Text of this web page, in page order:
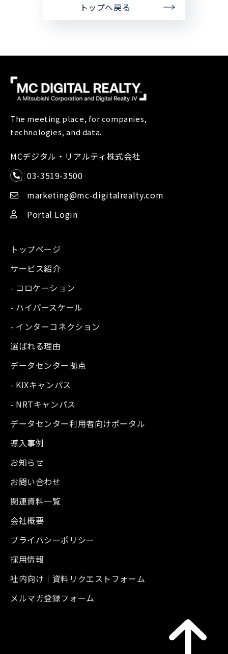
トップへ戻る
The meeting place, for companies,
technologies, and data.
MCデジタル・リアルティ株式会社
03-3519-3500
marketing@mc-digitalrealty.com
Portal Login
トップページ
サービス紹介
- コロケーション
- ハイパースケール
- インターコネクション
選ばれる理由
データセンター拠点
- KIXキャンパス
- NRTキャンパス
データセンター利用者向けポータル
導入事例
お知らせ
お問い合わせ
関連資料一覧
会社概要
プライバシーポリシー
採用情報
社内向け｜資料リクエストフォーム
メルマガ登録フォーム